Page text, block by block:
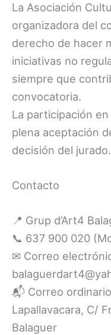
La Asociación
organizadora del
derecho de hacer
iniciativas no
siempre que
convocatoria.
La participación
plena aceptación
decisión del jurado.
Contacto
📍 Grup d’Art4
📞 637 900 020
✉ Correo
📬 Correo
Lapallavacara, C/
Balaguer